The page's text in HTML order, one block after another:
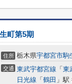
町第5期
住所 栃木県宇都宮市駒
交通 東武宇都宮線 「 東
日光線 「 鶴田 」